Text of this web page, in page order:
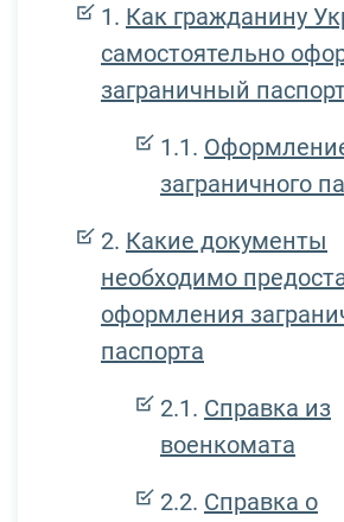
Как гражданину
самостоятельно
заграничный
заграничного
Какие документы
необходимо
оформления
паспорта
Справка из
военкомата
Справка о